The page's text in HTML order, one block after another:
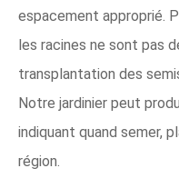
espacement approprié.
les racines ne sont pas
transplantation des
Notre jardinier peut
indiquant quand semer,
région.